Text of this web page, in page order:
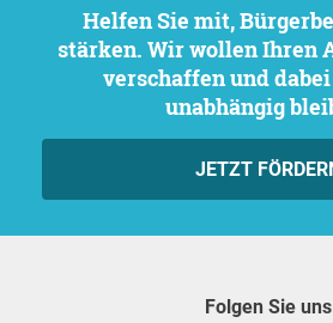
Helfen Sie mit, Bürgerbeteiligung zu
stärken. Wir wollen Ihren
verschaffen und
unabhängig
JETZT
Folgen Sie uns